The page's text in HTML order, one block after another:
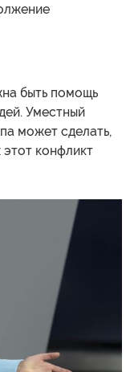
быть помощь
Уместный
может сделать,
этот конфликт